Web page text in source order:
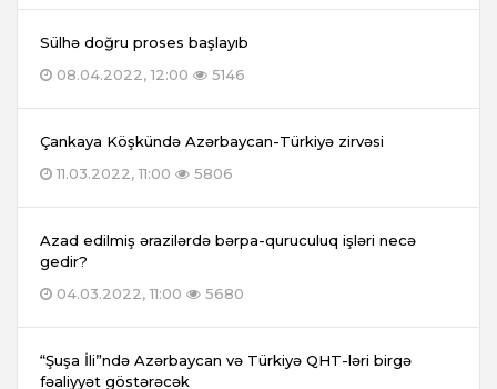
Sülhə doğru proses başlayıb
08.04.2022, 12:00
5146
Çankaya Köşkündə Azərbaycan-Türkiyə zirvəsi
11.03.2022, 11:00
5806
Azad edilmiş ərazilərdə bərpa-quruculuq işləri necə
gedir?
04.03.2022, 11:00
5680
“Şuşa İli”ndə Azərbaycan və Türkiyə QHT-ləri birgə
fəaliyyət göstərəcək